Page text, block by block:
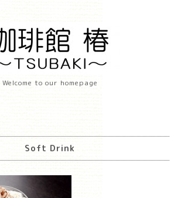
Welcome to our homepage
Soft Drink